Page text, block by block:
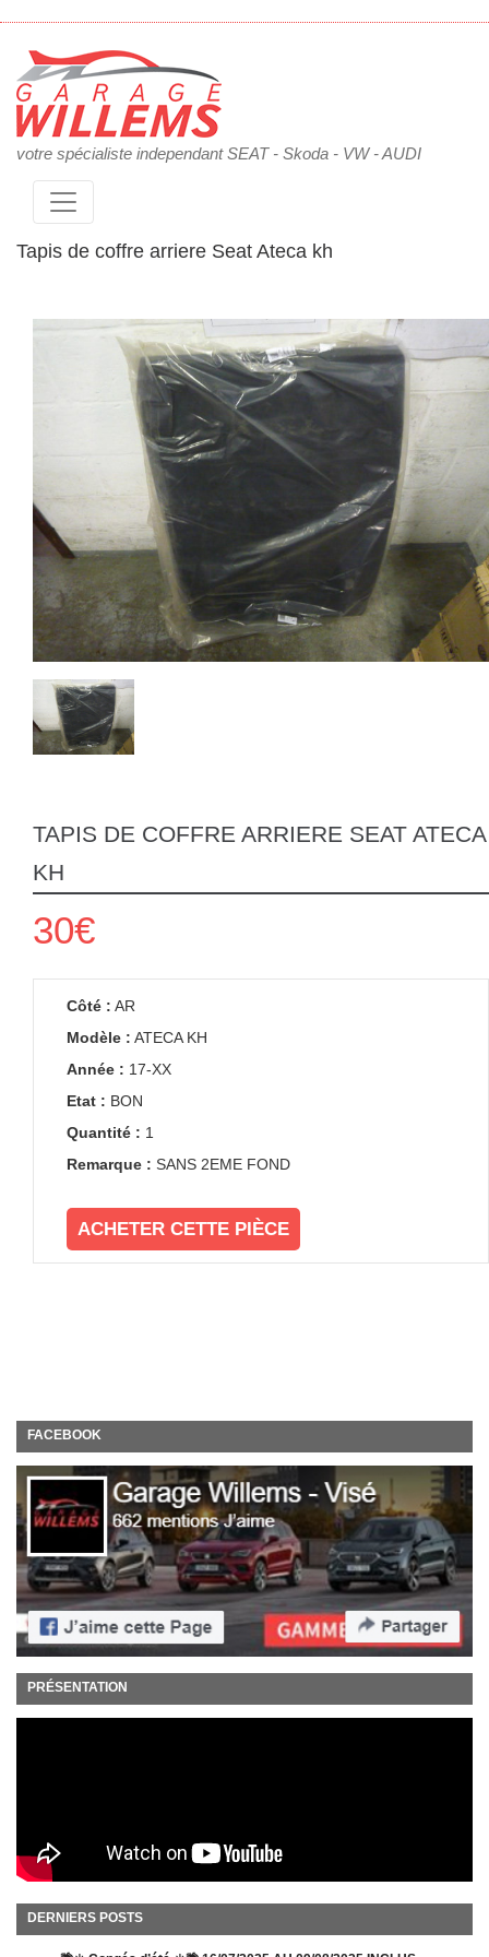
votre spécialiste independant SEAT - Skoda - VW - AUDI
Tapis de coffre arriere Seat Ateca kh
TAPIS DE COFFRE ARRIERE SEAT ATECA
KH
30€
Côté : AR
Modèle : ATECA KH
Année : 17-XX
Etat : BON
Quantité : 1
Remarque : SANS 2EME FOND
ACHETER CETTE PIÈCE
FACEBOOK
PRÉSENTATION
DERNIERS POSTS